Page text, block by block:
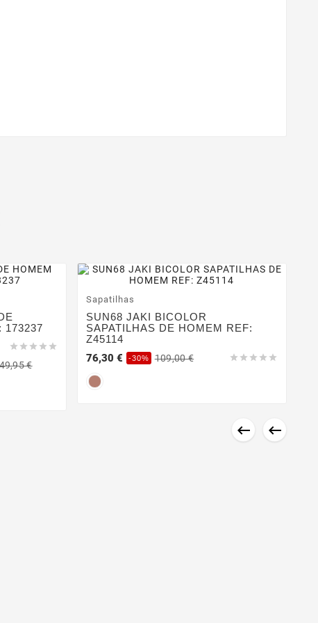
 
173237
    
€
Sapatilhas
SUN68 JAKI BICOLOR
SAPATILHAS DE HOMEM REF:
Z45114
    
76,30 € -30% 109,00 €